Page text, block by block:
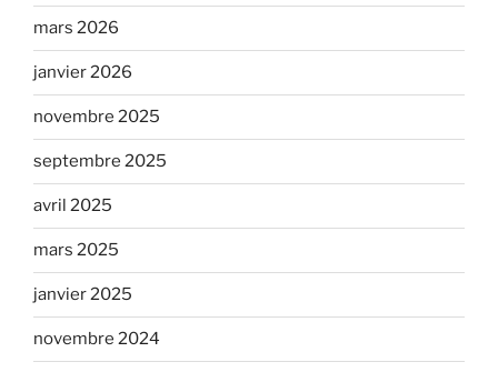
mars 2026
janvier 2026
novembre 2025
septembre 2025
avril 2025
mars 2025
janvier 2025
novembre 2024